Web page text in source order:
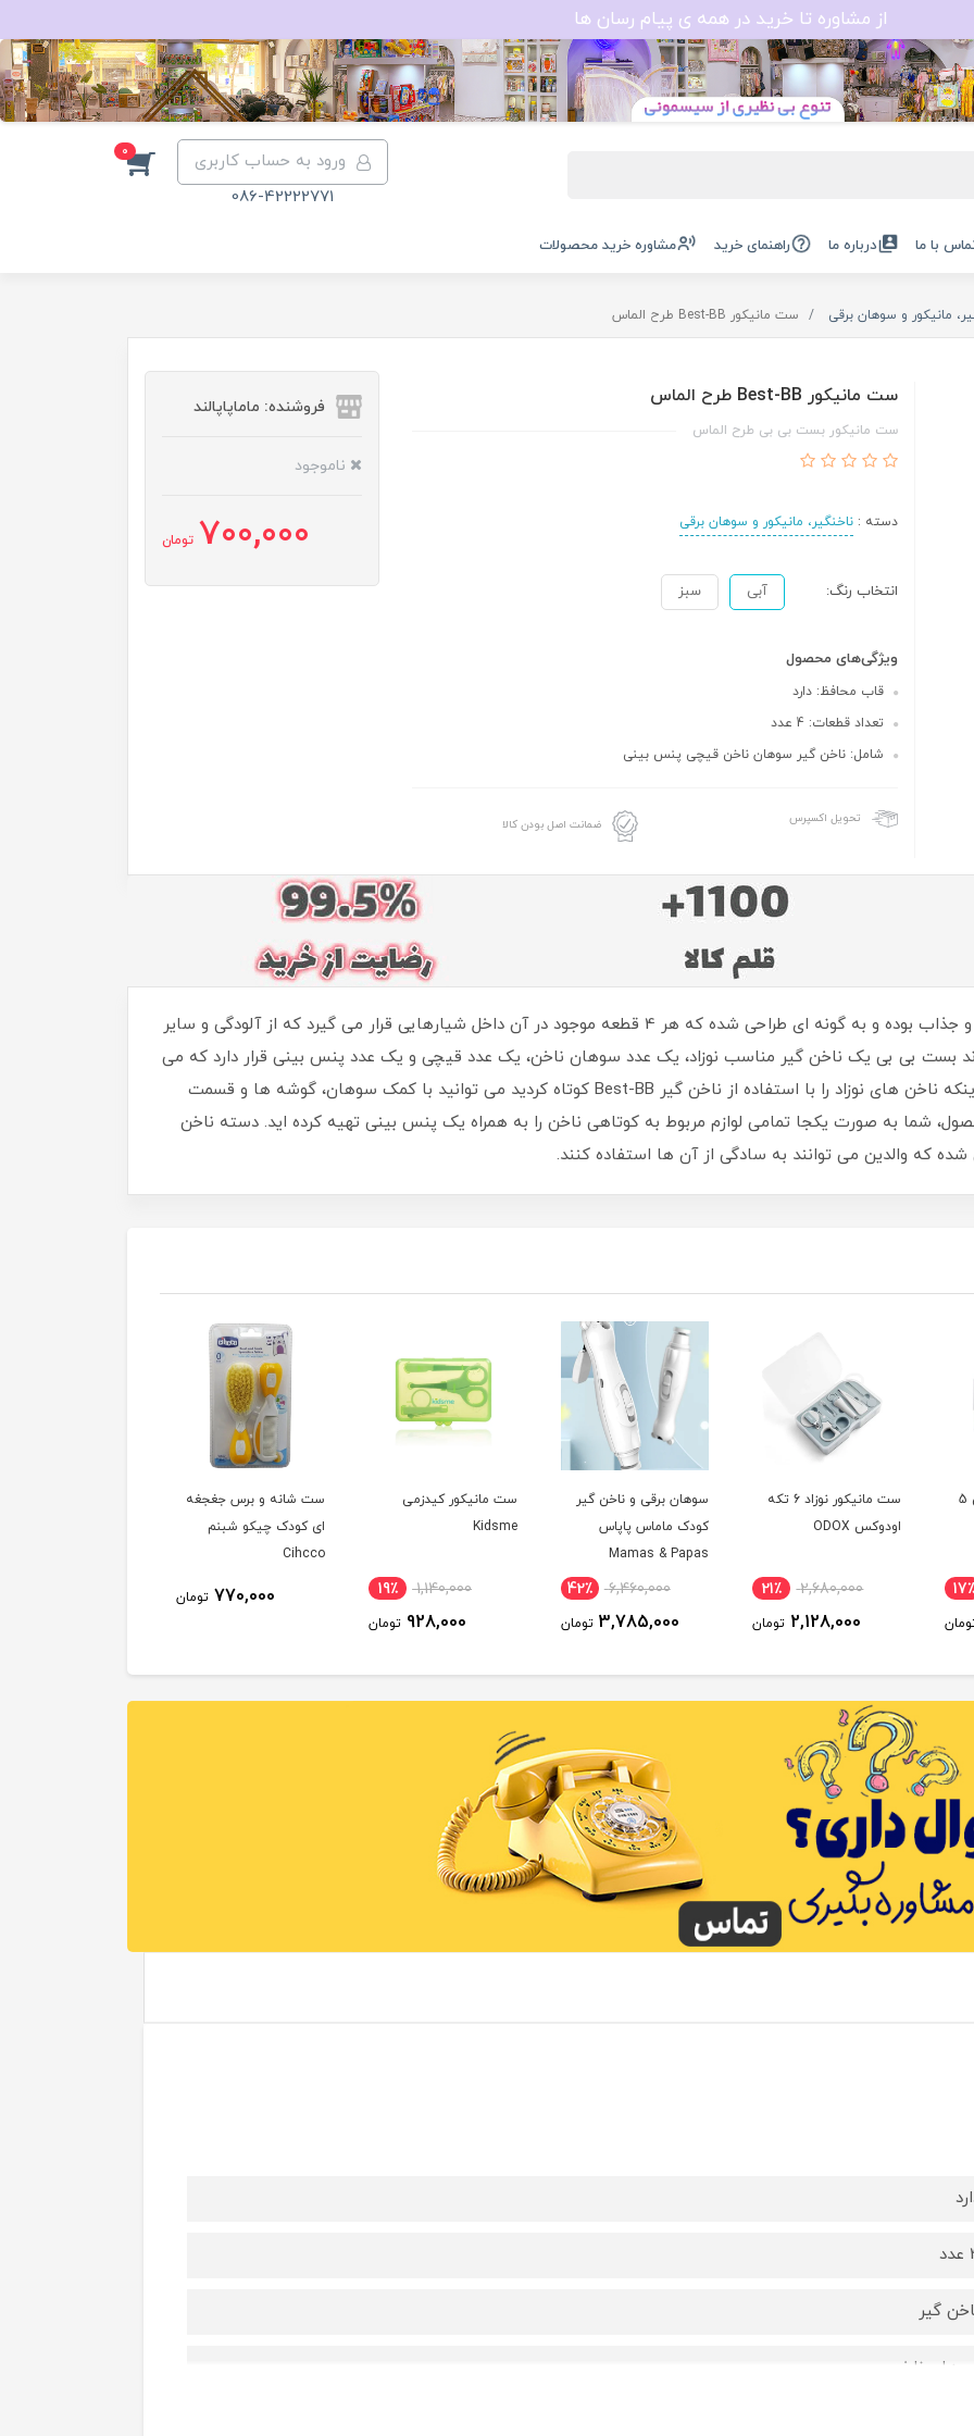
از مشاوره تا خرید در همه ی پیام رسان ها
ورود به حساب کاربری
086-42222771
0
با ما درباره ما راهنمای خرید مشاوره خرید محصولات
مانیکور و سوهان برقی ست مانیکور Best-BB طرح الماس
ست مانیکور Best-BB طرح الماس
ست مانیکور بست بی بی طرح الماس
دسته :ناخنگیر، مانیکور و سوهان برقی
انتخاب رنگ: آبی سبز
ویژگی‌های محصول
قاب محافظ: دارد
تعداد قطعات: 4 عدد
شامل: ناخن گیر سوهان ناخن قیچی پنس بینی
تحویل اکسپرس ضمانت اصل بودن کالا
فروشنده: ماماپاپالند
ناموجود
700,000 تومان
ست مانیکور بست بی بی طرح الماس بسیار زیبا و جذاب بوده و به گونه ای طراحی شده که هر 4 قطعه موجود در آن داخل شیارهایی قرار می گیرد که از آلودگی و سایر
بست بی بی یک ناخن گیر مناسب نوزاد، یک عدد سوهان ناخن، یک عدد قیچی و یک عدد پنس بینی قرار دارد که می
توانید آن ها را از بدو تولد به کار گیرید. پس از اینکه ناخن های نوزاد را با استفاده از ناخن گیر Best-BB کوتاه کردید می توانید با کمک سوهان، گوشه ها و قسمت
شما به صورت یکجا تمامی لوازم مربوط به کوتاهی ناخن را به همراه یک پنس بینی تهیه کرده اید. دسته ناخن
که والدین می توانند به سادگی از آن ها استفاده کنند.
ست مانیکور بهداشتی 5
17٪
ست مانیکور نوزاد 6 تکه
اودوکس ODOX
2,680,000 21٪
2,128,000 تومان
سوهان برقی و ناخن گیر
کودک ماماس پاپاس
Mamas & Papas
6,460,000 42٪
3,785,000 تومان
ست مانیکور کیدزمی
Kidsme
1,140,000 19٪
928,000 تومان
ست شانه و برس جغجغه
ای کودک چیکو شبنم
Cihcco
770,000 تومان
گیر
سوهان ناخن